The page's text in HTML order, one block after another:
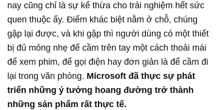
nay cũng chỉ là sự kế thừa cho trải nghiệm hết sức
quen thuộc ấy. Điểm khác biệt nằm ở chỗ, chúng
gập lại được, và khi gập thì người dùng có một thiết
bị đủ mỏng nhẹ để cầm trên tay một cách thoải mái
để xem phim, để gọi điện hay đơn giản là để cầm đi
lại trong văn phòng. Microsoft đã thực sự phát
triển những ý tưởng hoang đường trở thành
những sản phẩm rất thực tế.